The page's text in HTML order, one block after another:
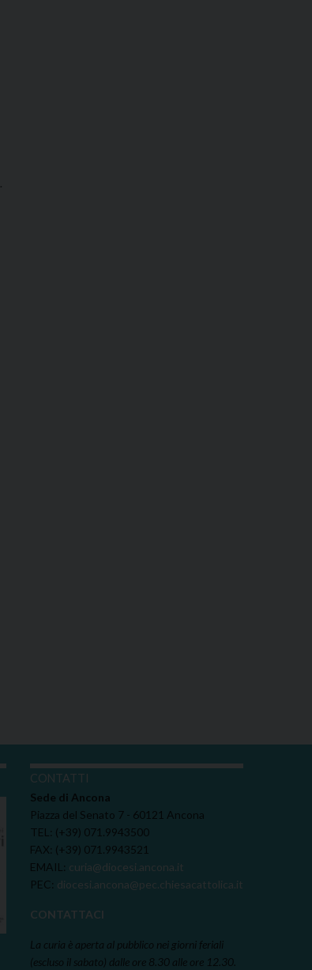
CONTATTI
Sede di Ancona
Piazza del Senato 7 - 60121 Ancona
TEL: (+39) 071.9943500
FAX: (+39) 071.9943521
EMAIL: curia@diocesi.ancona.it
PEC: diocesi.ancona@pec.chiesacattolica.it
CONTATTACI
La curia è aperta al pubblico nei giorni feriali
(escluso il sabato) dalle ore 8.30 alle ore 12.30.